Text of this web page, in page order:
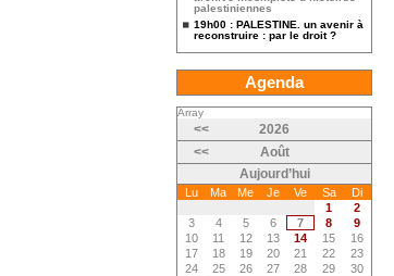
palestiniennes
19h00 : PALESTINE. un avenir à
reconstruire : par le droit ?
Agenda
Array
<<
2026
<<
Août
Aujourd’hui
Lu Ma Me Je Ve Sa
Di
1
2
3
4 5 6 7 8
9
10
11 12 13 14 15
16
17
18 19 20 21 22
23
24
25 26 27 28 29
30